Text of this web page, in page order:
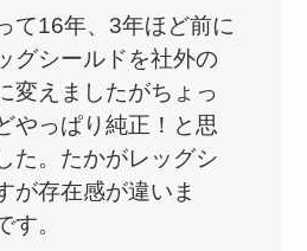
て16年、3年ほど前に
グシールドを社外の
変えましたがちょっ
やっぱり純正！と思
た。たかがレッグシ
が存在感が違いま
す。